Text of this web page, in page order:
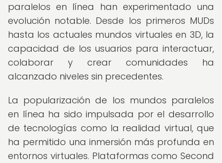
paralelos en línea han experimentado una
evolución notable. Desde los primeros MUDs
hasta los actuales mundos virtuales en 3D, la
capacidad de los usuarios para interactuar,
colaborar y crear comunidades ha
alcanzado niveles sin precedentes.
La popularización de los mundos paralelos
en línea ha sido impulsada por el desarrollo
de tecnologías como la realidad virtual, que
ha permitido una inmersión más profunda en
entornos virtuales. Plataformas como Second